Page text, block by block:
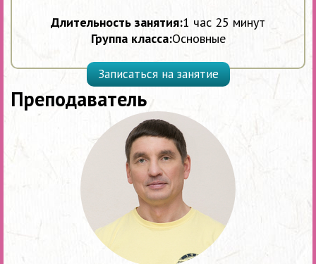
Длительность занятия:1 час 25 минут
Группа класса:Основные
Записаться на занятие
Преподаватель